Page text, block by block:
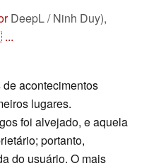
DeepL / Ninh Duy),
...
acontecimentos
lugares.
foi alvejado, e aquela
portanto,
do usuário. O mais